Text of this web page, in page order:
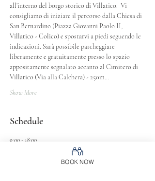
all’interno del borgo storico di Villatico.  Vi
consigliamo di iniziare il percorso dalla Chiesa di
San Bernardino (Piazza Giovanni Paolo II,
Villatico - Colico) e spostarvi a piedi seguendo le
indicazioni. Sarà possibile parcheggiare
liberamente e gratuitamente presso lo spazio
appositamente segnalato accanto al Cimitero di
Villatico (Via alla Calchera) - 250m…
Show More
Schedule
9:00 - 18:00
Visite guidate Molini (prenotazione consigliata per
BOOK NOW